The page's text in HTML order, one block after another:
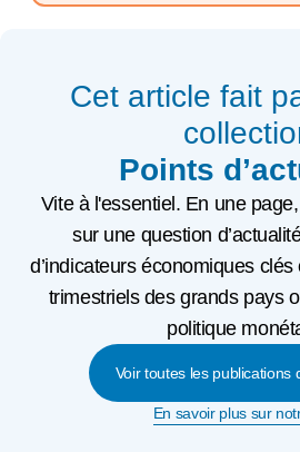
Cet article fait
Points
Vite à l'essentiel. En une
sur une question
d’indicateurs économiques
trimestriels des grands pays
politique
Voir toutes les publications
En savoir plus sur